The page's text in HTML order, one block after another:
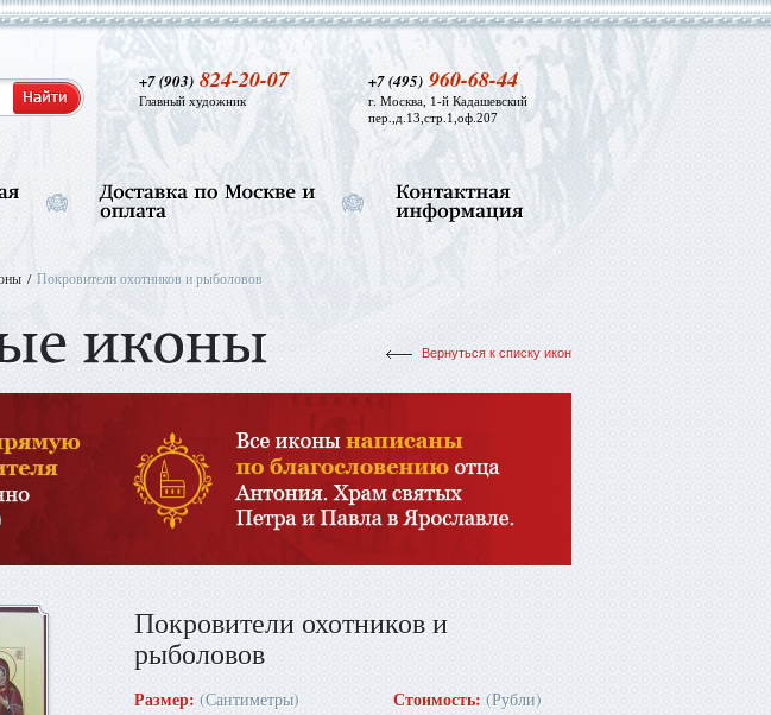
+7 (495)960-68-44
г. Москва, 1-й Кадашевский
пер.,д.13,стр.1,оф.207
+7 (903)824-20-07
Главный художник
Покровители охотников и рыболовов
Вернуться к списку икон
Покровители охотников и
рыболовов
Размер: (Сантиметры) Стоимость: (Рубли)